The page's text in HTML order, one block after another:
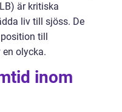
är kritiska
liv till sjöss. De
till
olycka.
inom